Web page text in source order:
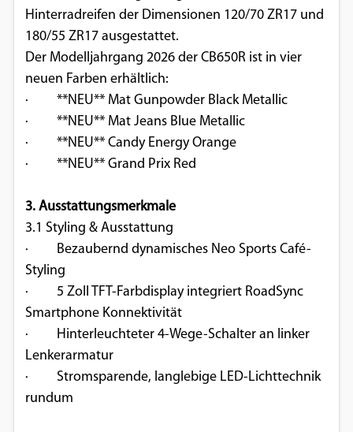
Hinterradreifen der Dimensionen 120/70 ZR17 und
180/55 ZR17 ausgestattet.
Der Modelljahrgang 2026 der CB650R ist in vier
neuen Farben erhältlich:
· **NEU** Mat Gunpowder Black Metallic
· **NEU** Mat Jeans Blue Metallic
· **NEU** Candy Energy Orange
· **NEU** Grand Prix Red
3. Ausstattungsmerkmale
3.1 Styling & Ausstattung
· Bezaubernd dynamisches Neo Sports Café-
Styling
· 5 Zoll TFT-Farbdisplay integriert RoadSync
Smartphone Konnektivität
· Hinterleuchteter 4-Wege-Schalter an linker
Lenkerarmatur
· Stromsparende, langlebige LED-Lichttechnik
rundum